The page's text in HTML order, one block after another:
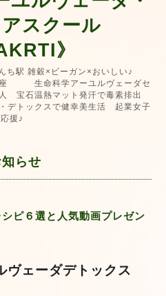
スクール
》
ち駅 雑穀×ビーガン×おいしい♪
座 生命科学アーユルヴェーダセ
宝石温熱マット発汗で毒素排出
デトックスで健幸美生活 起業女子
応援♪
らせ
ピ６選と人気動画プレゼン
ヴェーダデトックス